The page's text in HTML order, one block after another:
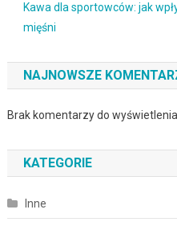
Kawa dla sportowców: jak
mięśni
NAJNOWSZE
Brak komentarzy do
KATEGORIE
Inne